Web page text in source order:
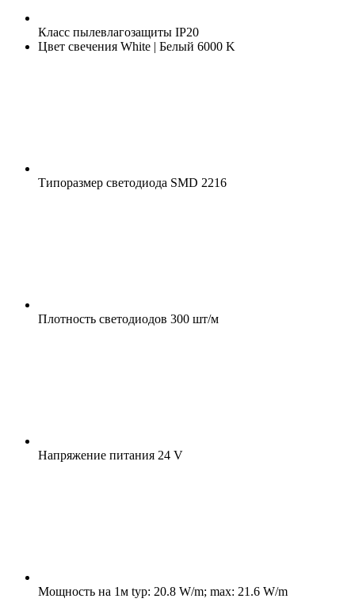
Класс пылевлагозащиты IP20
Цвет свечения White | Белый 6000 K
Типоразмер светодиода SMD 2216
Плотность светодиодов 300 шт/м
Напряжение питания 24 V
Мощность на 1м typ: 20.8 W/m; max: 21.6 W/m